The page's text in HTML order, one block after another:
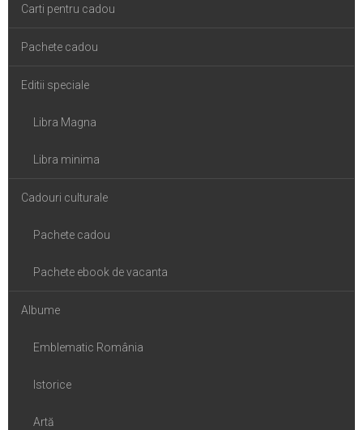
Carti pentru cadou
Pachete cadou
Editii speciale
Libra Magna
Libra minima
Cadouri culturale
Pachete cadou
Pachete ebook de vacanta
Albume
Emblematic România
Istorice
Artă